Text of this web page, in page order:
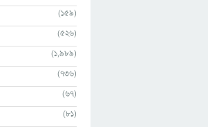
(159)
(526)
(1,989)
(736)
(67)
(81)